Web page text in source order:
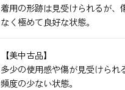
着用の形跡は見受けられるが、
なく極めて良好な状態。
【美中古品】
多少の使用感や傷が見受けられ
頻度の少ない状態。